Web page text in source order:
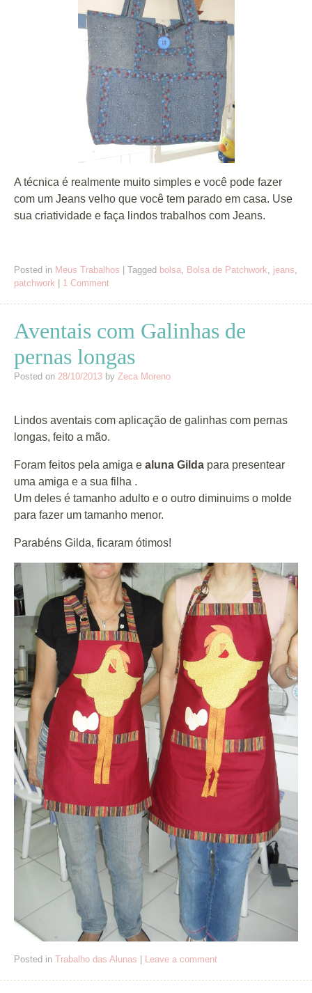
A técnica é realmente muito simples e você pode fazer
com um Jeans velho que você tem parado em casa. Use
sua criatividade e faça lindos trabalhos com Jeans.
Posted in Meus Trabalhos | Tagged bolsa Bolsa de Patchwork jeans
patchwork | 1 Comment
Aventais com Galinhas de
pernas longas
Posted on 28/10/2013 by Zeca Moreno
Lindos aventais com aplicação de galinhas com pernas
longas, feito a mão.
Foram feitos pela amiga e aluna Gilda para presentear
uma amiga e a sua filha .
Um deles é tamanho adulto e o outro diminuims o molde
para fazer um tamanho menor.
Parabéns Gilda, ficaram ótimos!
Posted in Trabalho das Alunas | Leave a comment